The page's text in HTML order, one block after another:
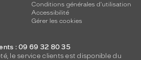
Conditions générales d'utilisation
Accessibilité
Gérer les cookies
: 09 69 32 80 35
le service clients est disponible du